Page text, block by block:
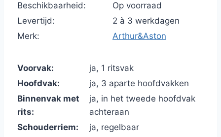
Beschikbaarheid:
Op voorraad
Levertijd:
2 à 3 werkdagen
Merk:
Arthur&Aston
Voorvak:
ja, 1 ritsvak
Hoofdvak:
ja, 3 aparte hoofdvakken
Binnenvak met
rits:
ja, in het tweede hoofdvak
achteraan
Schouderriem:
ja, regelbaar